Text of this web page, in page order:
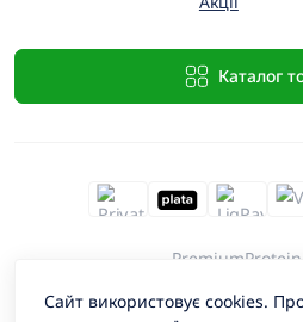
Каталог
Сайт використовує cookies.